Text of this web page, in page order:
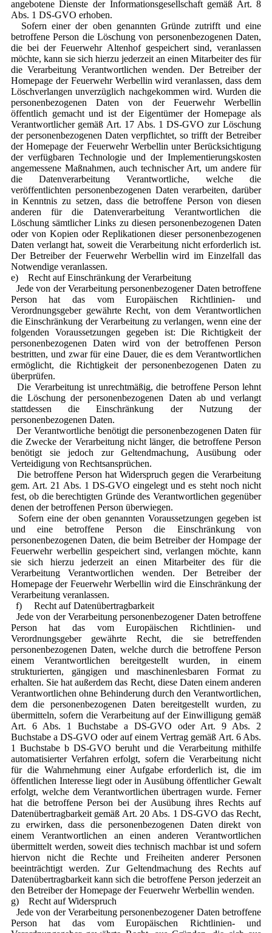
angebotene Dienste der Informationsgesellschaft gemäß Art. 8
Abs. 1 DS-GVO erhoben.
Sofern einer der oben genannten Gründe zutrifft und eine
betroffene Person die Löschung von personenbezogenen Daten,
die bei der Feuerwehr Altenhof gespeichert sind, veranlassen
möchte, kann sie sich hierzu jederzeit an einen Mitarbeiter des für
die Verarbeitung Verantwortlichen wenden. Der Betreiber der
Homepage der Feuerwehr Werbellin wird veranlassen, dass dem
Löschverlangen unverzüglich nachgekommen wird. Wurden die
personenbezogenen Daten von der Feuerwehr Werbellin
öffentlich gemacht und ist der Eigentümer der Homepage als
Verantwortlicher gemäß Art. 17 Abs. 1 DS-GVO zur Löschung
der personenbezogenen Daten verpflichtet, so trifft der Betreiber
der Homepage der Feuerwehr Werbellin unter Berücksichtigung
der verfügbaren Technologie und der Implementierungskosten
angemessene Maßnahmen, auch technischer Art, um andere für
die Datenverarbeitung Verantwortliche, welche die
veröffentlichten personenbezogenen Daten verarbeiten, darüber
in Kenntnis zu setzen, dass die betroffene Person von diesen
anderen für die Datenverarbeitung Verantwortlichen die
Löschung sämtlicher Links zu diesen personenbezogenen Daten
oder von Kopien oder Replikationen dieser personenbezogenen
Daten verlangt hat, soweit die Verarbeitung nicht erforderlich ist.
Der Betreiber der Feuerwehr Werbellin wird im Einzelfall das
Notwendige veranlassen.
e) Recht auf Einschränkung der Verarbeitung
Jede von der Verarbeitung personenbezogener Daten betroffene
Person hat das vom Europäischen Richtlinien- und
Verordnungsgeber gewährte Recht, von dem Verantwortlichen
die Einschränkung der Verarbeitung zu verlangen, wenn eine der
folgenden Voraussetzungen gegeben ist: Die Richtigkeit der
personenbezogenen Daten wird von der betroffenen Person
bestritten, und zwar für eine Dauer, die es dem Verantwortlichen
ermöglicht, die Richtigkeit der personenbezogenen Daten zu
überprüfen.
Die Verarbeitung ist unrechtmäßig, die betroffene Person lehnt
die Löschung der personenbezogenen Daten ab und verlangt
stattdessen die Einschränkung der Nutzung der
personenbezogenen Daten.
Der Verantwortliche benötigt die personenbezogenen Daten für
die Zwecke der Verarbeitung nicht länger, die betroffene Person
benötigt sie jedoch zur Geltendmachung, Ausübung oder
Verteidigung von Rechtsansprüchen.
Die betroffene Person hat Widerspruch gegen die Verarbeitung
gem. Art. 21 Abs. 1 DS-GVO eingelegt und es steht noch nicht
fest, ob die berechtigten Gründe des Verantwortlichen gegenüber
denen der betroffenen Person überwiegen.
Sofern eine der oben genannten Voraussetzungen gegeben ist
und eine betroffene Person die Einschränkung von
personenbezogenen Daten, die beim Betreiber der Hompage der
Feuerwehr werbellin gespeichert sind, verlangen möchte, kann
sie sich hierzu jederzeit an einen Mitarbeiter des für die
Verarbeitung Verantwortlichen wenden. Der Betreiber der
Homepage der Feuerwehr Werbellin wird die Einschränkung der
Verarbeitung veranlassen.
f) Recht auf Datenübertragbarkeit
Jede von der Verarbeitung personenbezogener Daten betroffene
Person hat das vom Europäischen Richtlinien- und
Verordnungsgeber gewährte Recht, die sie betreffenden
personenbezogenen Daten, welche durch die betroffene Person
einem Verantwortlichen bereitgestellt wurden, in einem
strukturierten, gängigen und maschinenlesbaren Format zu
erhalten. Sie hat außerdem das Recht, diese Daten einem anderen
Verantwortlichen ohne Behinderung durch den Verantwortlichen,
dem die personenbezogenen Daten bereitgestellt wurden, zu
übermitteln, sofern die Verarbeitung auf der Einwilligung gemäß
Art. 6 Abs. 1 Buchstabe a DS-GVO oder Art. 9 Abs. 2
Buchstabe a DS-GVO oder auf einem Vertrag gemäß Art. 6 Abs.
1 Buchstabe b DS-GVO beruht und die Verarbeitung mithilfe
automatisierter Verfahren erfolgt, sofern die Verarbeitung nicht
für die Wahrnehmung einer Aufgabe erforderlich ist, die im
öffentlichen Interesse liegt oder in Ausübung öffentlicher Gewalt
erfolgt, welche dem Verantwortlichen übertragen wurde. Ferner
hat die betroffene Person bei der Ausübung ihres Rechts auf
Datenübertragbarkeit gemäß Art. 20 Abs. 1 DS-GVO das Recht,
zu erwirken, dass die personenbezogenen Daten direkt von
einem Verantwortlichen an einen anderen Verantwortlichen
übermittelt werden, soweit dies technisch machbar ist und sofern
hiervon nicht die Rechte und Freiheiten anderer Personen
beeinträchtigt werden. Zur Geltendmachung des Rechts auf
Datenübertragbarkeit kann sich die betroffene Person jederzeit an
den Betreiber der Homepage der Feuerwehr Werbellin wenden.
g) Recht auf Widerspruch
Jede von der Verarbeitung personenbezogener Daten betroffene
Person hat das vom Europäischen Richtlinien- und